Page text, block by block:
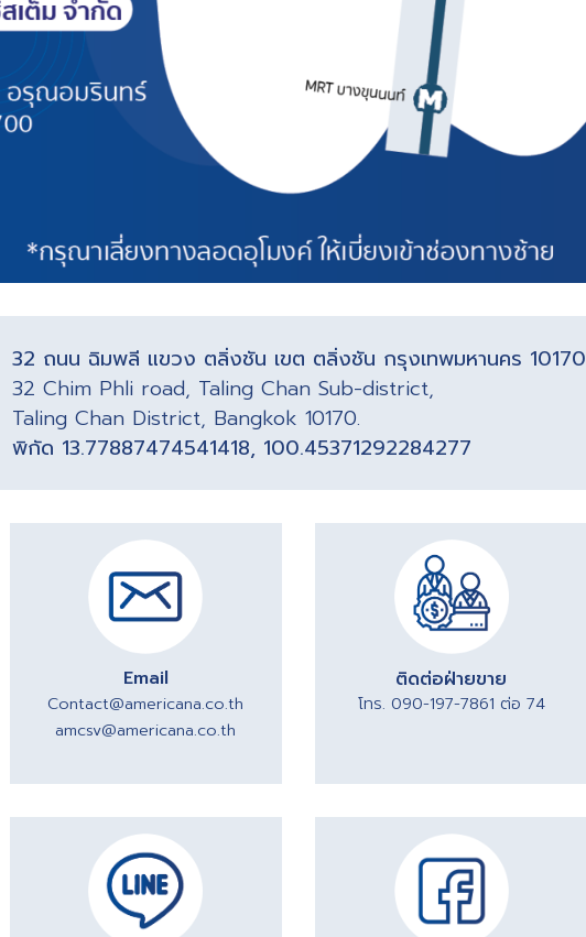
32 ถนน ฉิมพลี แขวง ตลิ่งชัน เขต ตลิ่งชัน กรุงเทพมหานคร 10170
32 Chim Phli road, Taling Chan Sub-district,
Taling Chan District, Bangkok 10170.
พิกัด 13.77887474541418, 100.45371292284277
Email
Contact@americana.co.th
amcsv@americana.co.th
ติดต่อฝ่ายขาย
โทร. 090-197-7861 ต่อ 74